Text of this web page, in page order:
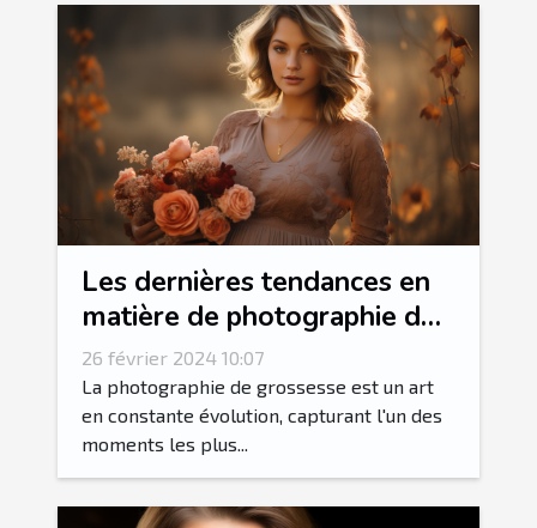
Les dernières tendances en
matière de photographie de
grossesse
26 février 2024 10:07
La photographie de grossesse est un art
en constante évolution, capturant l'un des
moments les plus...